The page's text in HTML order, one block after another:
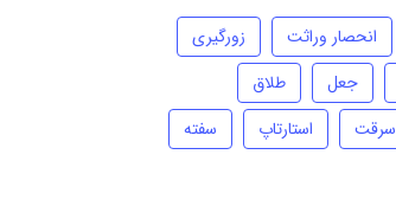
انحصار وراثت
زورگیری
جعل
طلاق
سرقت استارتاپ
سفته